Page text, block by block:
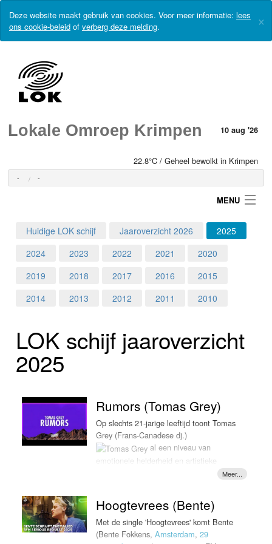
Deze website maakt gebruik van cookies. Voor meer informatie: lees
ons cookie-beleid of verberg deze melding. ×
Lokale Omroep Krimpen 10 aug '26
22.8°C / Geheel bewolkt in Krimpen
- -
MENU
Home
Programma's
Nieuws
Foto's
Webcam
Huidige LOK schijf Jaaroverzicht 2026
2025
2024
2023 2022 2021
2020
2019
2018 2017 2016
2015
2014
2013 2012 2011 2010
LOK schijf jaar­over­zicht
2025
Rumors (Tomas Grey)
Op slechts 21-jarige leeftijd toont Tomas
Grey (Frans-Canadese dj.)
al een niveau van
emotionele helderheid en artistieke
focus dat zijn leeftijd ver overstijgt. Zijn
hij zich richt op sfeer, ingetogenheid en
introspectie. Het nummer geeft de
emotie de ruimte om te ademen. In
Hoogtevrees (Bente)
Met de single 'Hoogtevrees' komt Bente
(Bente Fokkens,Amsterdam,29